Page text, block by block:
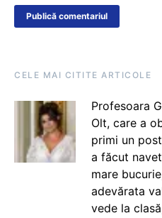
CELE MAI CITITE ARTICOLE
Profesoara
Olt, care a
primi un
a făcut
mare
adevărata
vede la